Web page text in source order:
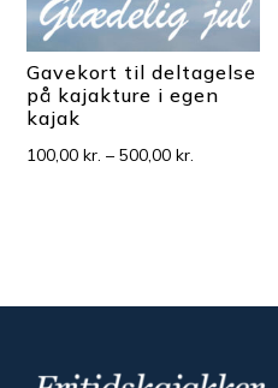
Gavekort til deltagelse
på kajakture i egen
kajak
100,00kr. – 500,00kr.